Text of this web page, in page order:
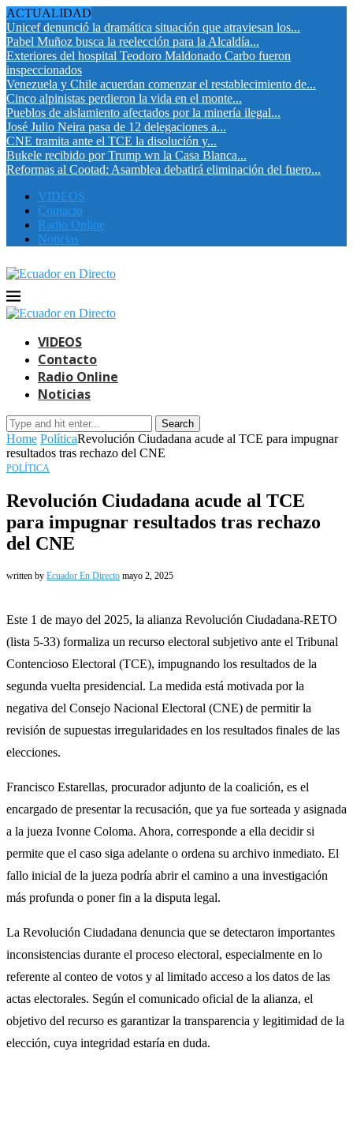
ACTUALIDAD
Unicef denunció la dramática situación que atraviesan los...
Pabel Muñoz busca la reelección para la Alcaldía...
Exteriores del hospital Teodoro Maldonado Carbo fueron
inspeccionados
Venezuela y Chile acuerdan comenzar el restablecimiento de...
Cinco alpinistas perdieron la vida en el monte...
Pueblos de aislamiento afectados por la minería ilegal...
José Julio Neira pasa de 12 delegaciones a...
CNE tramita ante el TCE la disolución y...
Bukele recibido por Trump wn la Casa Blanca...
Reformas al Cootad: Asamblea debatirá eliminación del fuero...
VIDEOS
Contacto
Radio Online
Noticias
VIDEOS
Contacto
Radio Online
Noticias
Search
Home PolíticaRevolución Ciudadana acude al TCE para impugnar
resultados tras rechazo del CNE
POLÍTICA
Revolución Ciudadana acude al TCE
para impugnar resultados tras rechazo
del CNE
written by Ecuador En Directo mayo 2, 2025
Este 1 de mayo del 2025, la alianza Revolución Ciudadana-RETO
(lista 5-33) formaliza un recurso electoral subjetivo ante el Tribunal
Contencioso Electoral (TCE), impugnando los resultados de la
segunda vuelta presidencial. La medida está motivada por la
negativa del Consejo Nacional Electoral (CNE) de permitir la
revisión de supuestas irregularidades en los resultados finales de las
elecciones.
Francisco Estarellas, procurador adjunto de la coalición, es el
encargado de presentar la recusación, que ya fue sorteada y asignada
a la jueza Ivonne Coloma. Ahora, corresponde a ella decidir si
permite que el caso siga adelante o ordena su archivo inmediato. El
fallo inicial de la jueza podría abrir el camino a una investigación
más profunda o poner fin a la disputa legal.
La Revolución Ciudadana denuncia que se detectaron importantes
inconsistencias durante el proceso electoral, especialmente en lo
referente al conteo de votos y al limitado acceso a los datos de las
actas electorales. Según el comunicado oficial de la alianza, el
objetivo del recurso es garantizar la transparencia y legitimidad de la
elección, cuya integridad estaría en duda.